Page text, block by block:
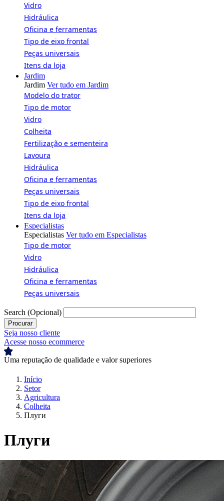
Vidro
Hidráulica
Oficina e ferramentas
Tipo de eixo frontal
Peças universais
Itens da loja
Jardim
Jardim Ver tudo em Jardim
Modelo do trator
Tipo de motor
Vidro
Colheita
Fertilização e sementeira
Lavoura
Hidráulica
Oficina e ferramentas
Peças universais
Tipo de eixo frontal
Itens da loja
Especialistas
Especialistas Ver tudo em Especialistas
Tipo de motor
Vidro
Hidráulica
Oficina e ferramentas
Peças universais
Search (Opcional)
Seja nosso cliente
Acesse nosso ecommerce
Uma reputação de qualidade e valor superiores
Breadcrumb
Início
Setor
Agricultura
Colheita
Плуги
Плуги